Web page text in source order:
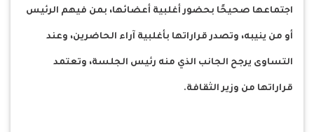
اجتماعها صحيحًا بحضور أغلبية أعضائها، بمن فيهم الرئيس
أو من ينيبه، وتصدر قراراتها بأغلبية آراء الحاضرين، وعند
التساوى يرجح الجانب الذي منه رئيس الجلسة، وتعتمد
قراراتها من وزير الثقافة.